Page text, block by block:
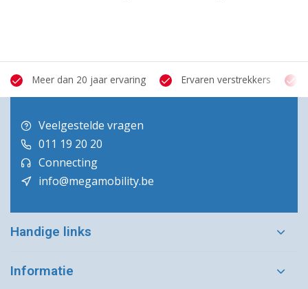
Meer dan 20 jaar ervaring Ervaren verstrekkers
Veelgestelde vragen
011 19 20 20
Connecting
info@megamobility.be
Handige links
Informatie